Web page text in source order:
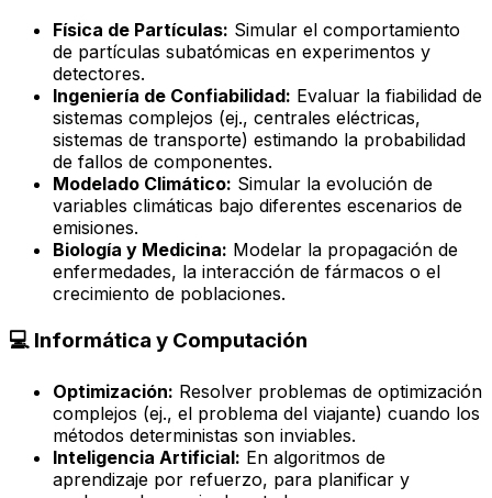
Física de Partículas: Simular el comportamiento
de partículas subatómicas en experimentos y
detectores.
Ingeniería de Confiabilidad: Evaluar la fiabilidad de
sistemas complejos (ej., centrales eléctricas,
sistemas de transporte) estimando la probabilidad
de fallos de componentes.
Modelado Climático: Simular la evolución de
variables climáticas bajo diferentes escenarios de
emisiones.
Biología y Medicina: Modelar la propagación de
enfermedades, la interacción de fármacos o el
crecimiento de poblaciones.
💻 Informática y Computación
Optimización: Resolver problemas de optimización
complejos (ej., el problema del viajante) cuando los
métodos deterministas son inviables.
Inteligencia Artificial: En algoritmos de
aprendizaje por refuerzo, para planificar y